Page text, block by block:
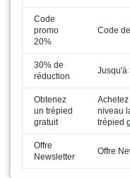
Code
promo
20%
Code
30% de
réduction
Jusqu'à
Obtenez
un trépied
gratuit
Achetez
niveau
trépied
Offre
Newsletter
Offre